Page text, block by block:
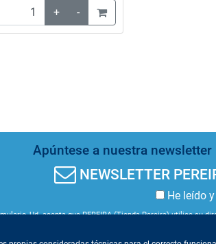
+ -
Apúntese a nuestra
NEWSLETTER
He leído
Ud. acepta que PEREIRA (Tienda Pereira) utilice su
en cualquier momento por medio del enlace que figura